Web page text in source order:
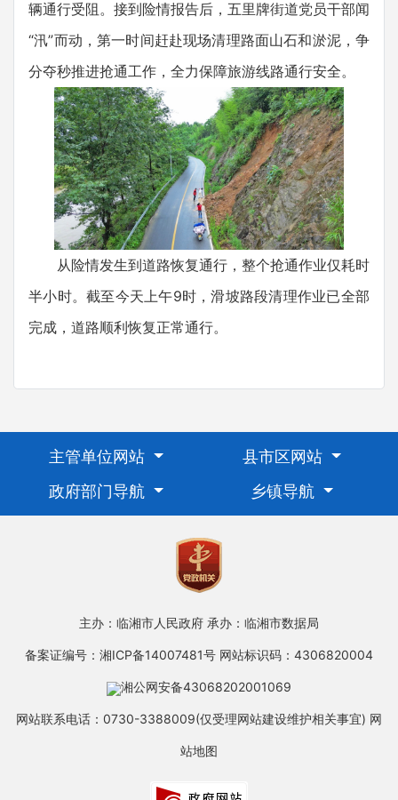
辆通行受阻。接到险情报告后，五里牌街道党员干部闻
“汛”而动，第一时间赶赴现场清理路面山石和淤泥，争
分夺秒推进抢通工作，全力保障旅游线路通行安全。
从险情发生到道路恢复通行，整个抢通作业仅耗时
半小时。截至今天上午9时，滑坡路段清理作业已全部
完成，道路顺利恢复正常通行。
主管单位网站
县市区网站
政府部门导航
乡镇导航
主办：临湘市人民政府 承办：临湘市数据局
备案证编号：湘ICP备14007481号 网站标识码：4306820004
湘公网安备43068202001069
网站联系电话：0730-3388009(仅受理网站建设维护相关事宜) 网
站地图